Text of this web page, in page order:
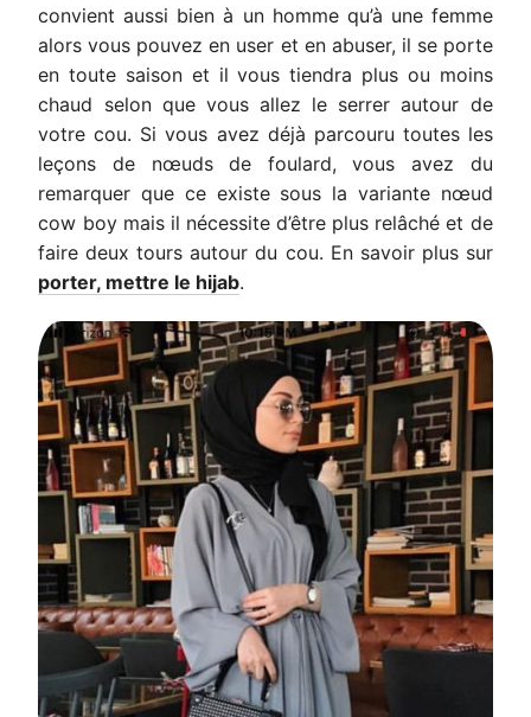
convient aussi bien à un homme qu’à une femme
alors vous pouvez en user et en abuser, il se porte
en toute saison et il vous tiendra plus ou moins
chaud selon que vous allez le serrer autour de
votre cou. Si vous avez déjà parcouru toutes les
leçons de nœuds de foulard, vous avez du
remarquer que ce existe sous la variante nœud
cow boy mais il nécessite d’être plus relâché et de
faire deux tours autour du cou. En savoir plus sur
porter, mettre le hijab.